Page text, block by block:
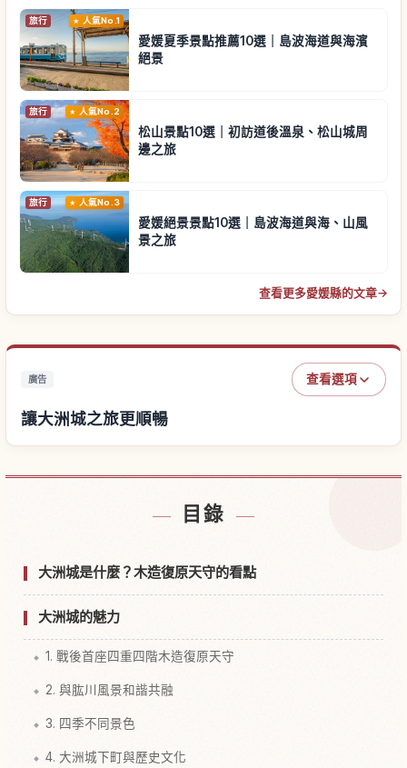
旅行 人氣No.1
愛媛夏季景點推薦10選｜島波海道與海濱
絕景
旅行 人氣No.2
松山景點10選｜初訪道後溫泉、松山城周
邊之旅
旅行 人氣No.3
愛媛絕景景點10選｜島波海道與海、山風
景之旅
查看更多愛媛縣的文章→
廣告 查看選項
讓大洲城之旅更順暢
目錄
大洲城是什麼？木造復原天守的看點
大洲城的魅力
1. 戰後首座四重四階木造復原天守
2. 與肱川風景和諧共融
3. 四季不同景色
4. 大洲城下町與歷史文化